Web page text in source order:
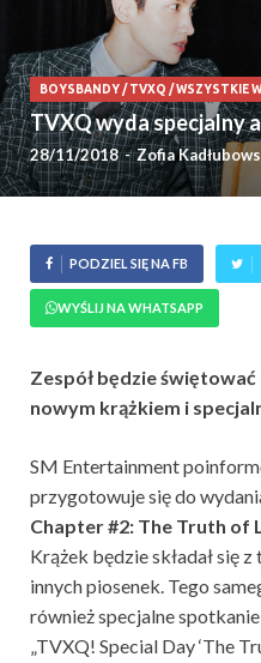
BOYSBANDY/TVXQ /WSZYSTKIE
TVXQ wyda specjalny
28/11/2018-Zofia
PODZIEL SIĘ NA FB
WYŚLIJ NA WHATSAPP
Zespół będzie
nowym krążkiem i
SM Entertainment
przygotowuje się do
Chapter #2: The Truth of
Krążek będzie składał się
innych piosenek. Tego
również specjalne
„TVXQ! Special Day ‘The